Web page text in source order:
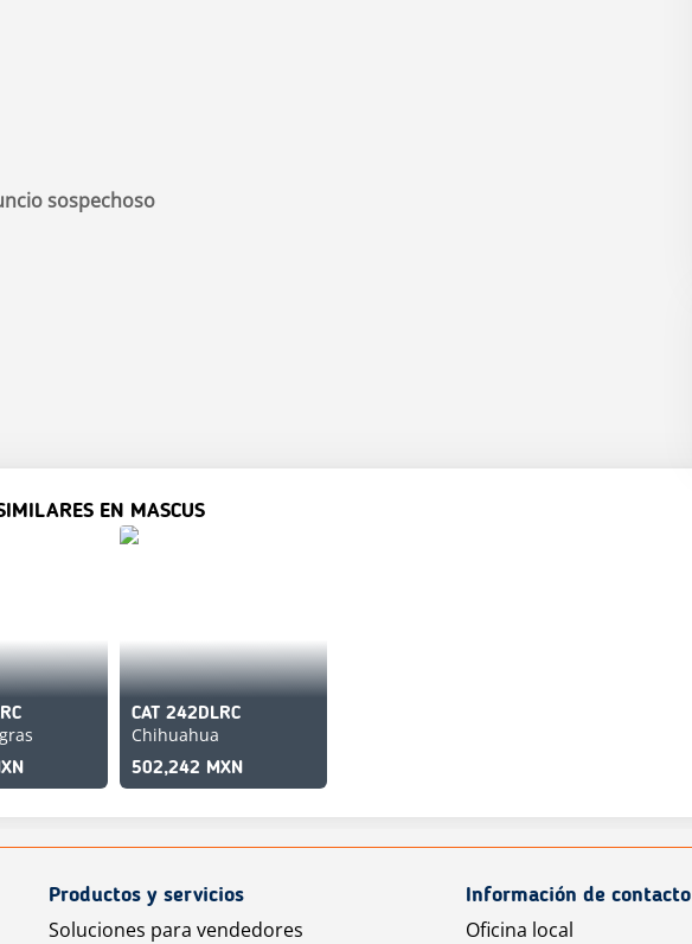
sospechoso
EN MASCUS
CAT 242DLRC
Chihuahua
502,242 MXN
Productos y servicios
Soluciones para vendedores
Información de contacto
Oficina local